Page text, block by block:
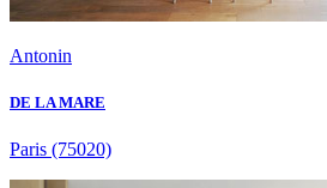
Antonin
DE LA MARE
Paris (75020)